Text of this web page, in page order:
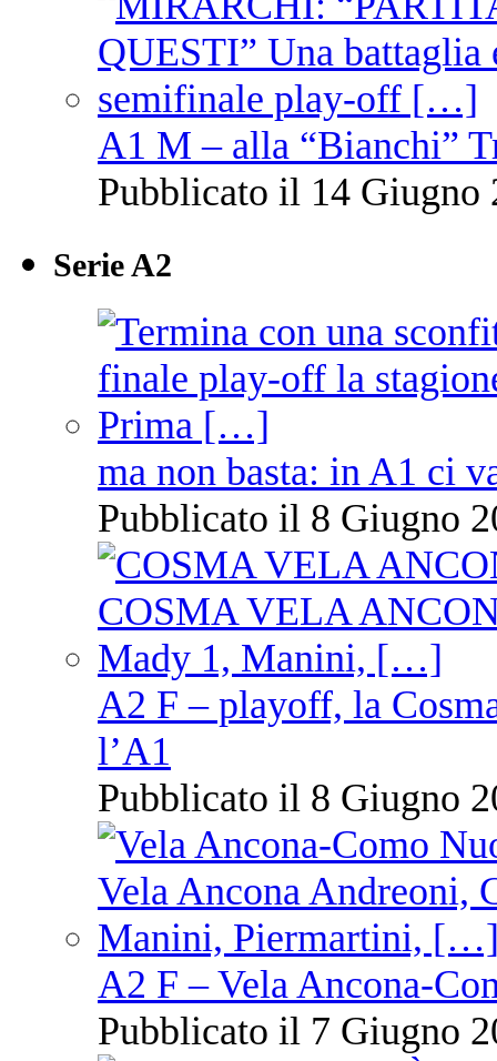
A1 M – alla “Bianchi”
Pubblicato il 14 Giugno
Serie A2
ma non basta: in A1 ci
Pubblicato il 8 Giugno
A2 F – playoff, la
l’A1
Pubblicato il 8 Giugno
A2 F – Vela Ancona-
Pubblicato il 7 Giugno